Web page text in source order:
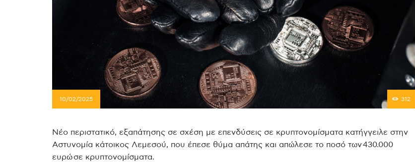
10/02/2025 312
Νέο περιστατικό, εξαπάτησης σε σχέση με επενδύσεις σε κρυπτονομίσματα κατήγγειλε στην
Αστυνομία κάτοικος Λεμεσού, που έπεσε θύμα απάτης και απώλεσε το ποσό των 430.000
ευρώ σε κρυπτονομίσματα.